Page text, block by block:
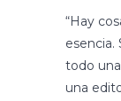
“Hay
esencia.
todo
una